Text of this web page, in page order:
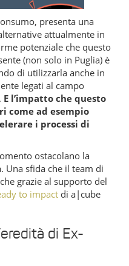
presenta una
attualmente in
potenziale che questo
(non solo in Puglia) è
di utilizzarla anche in
legati al campo
E l’impatto che questo
come ad esempio
i processi di
ostacolano la
Una sfida che il team di
grazie al supporto del
to impact di a|cube
di Ex-